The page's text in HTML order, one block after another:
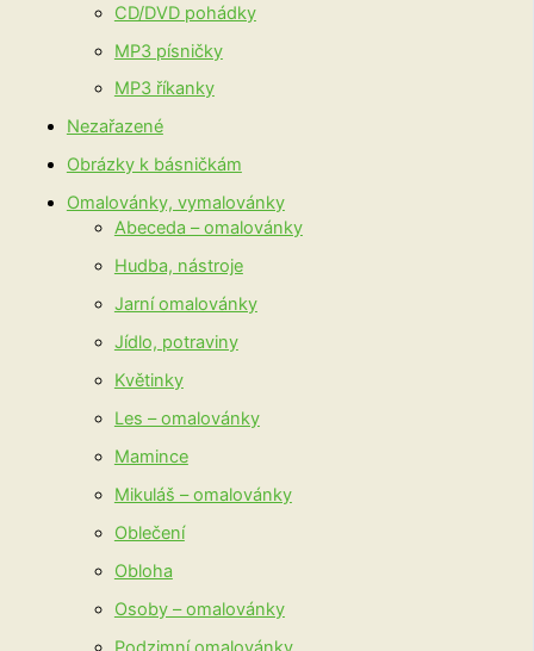
CD/DVD pohádky
MP3 písničky
MP3 říkanky
Nezařazené
Obrázky k básničkám
Omalovánky, vymalovánky
Abeceda – omalovánky
Hudba, nástroje
Jarní omalovánky
Jídlo, potraviny
Květinky
Les – omalovánky
Mamince
Mikuláš – omalovánky
Oblečení
Obloha
Osoby – omalovánky